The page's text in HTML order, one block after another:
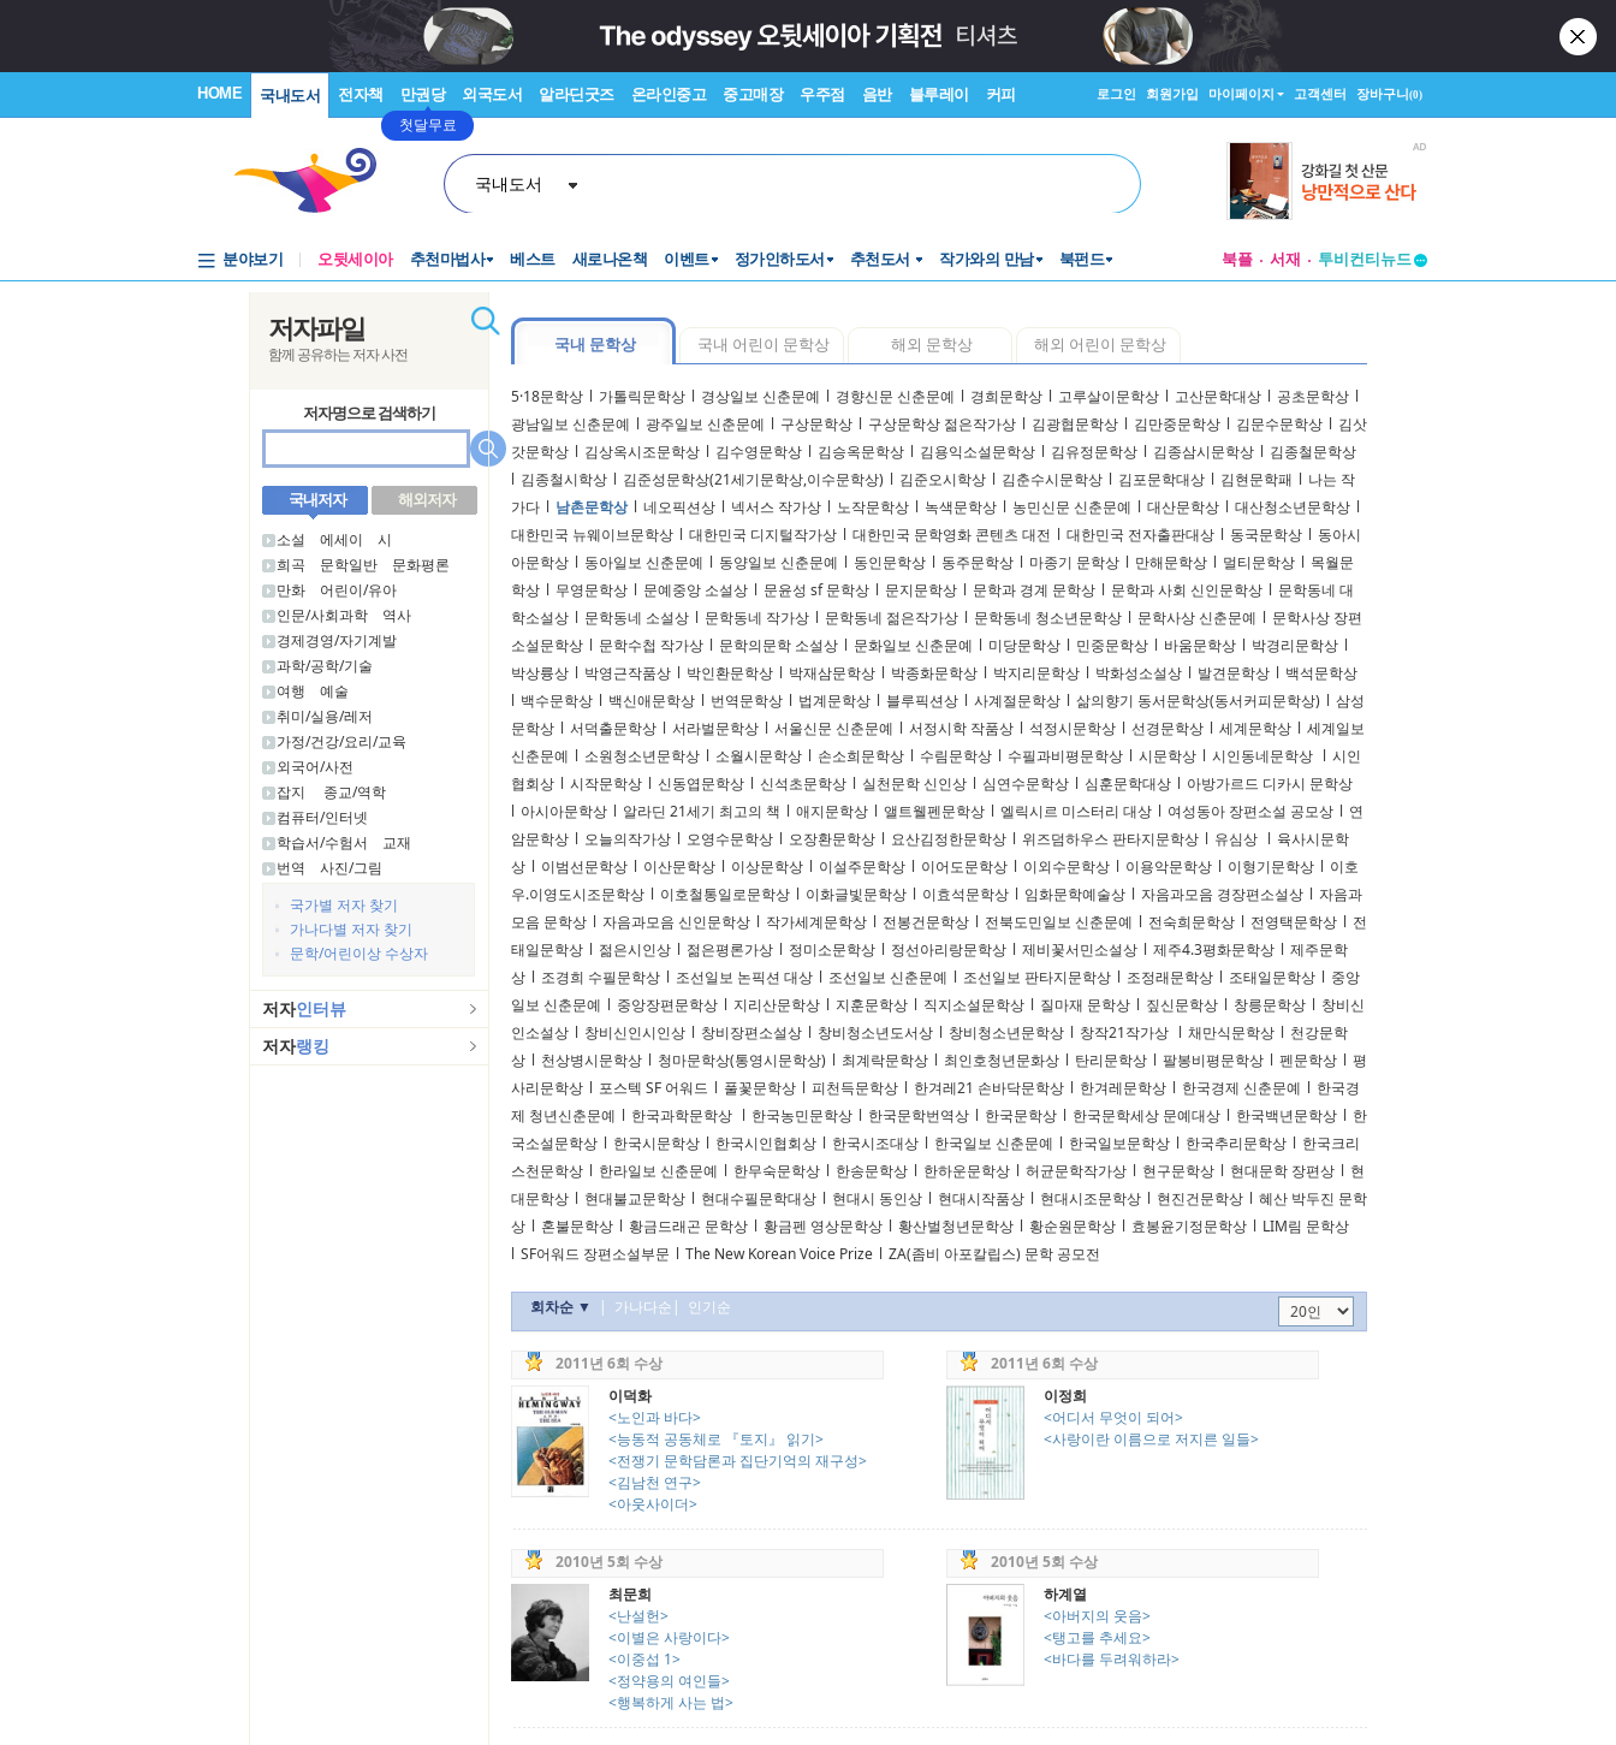
HOME 국내도서 전자책 만권당
첫달무료
외국도서 알라딘굿즈 온라인중고 중고매장 우주점 음반 블루레이 커피 로그인 회원가입 마이페이지 고객센터 장바구니(0)
국내도서
분야보기 오뒷세이아 추천마법사 베스트 새로나온책 이벤트 정가인하도서 추천도서 작가와의 만남 북펀드 북플 서재
투비컨티뉴드
저자파일
함께 공유하는 저자 사전
저자명으로 검색하기
국내저자 해외저자
소설 에세이
시
희곡
문학일반
문화평론
만화
어린이/유아
인문/사회과학
역사
경제경영/자기계발
과학/공학/기술
여행
예술
취미/실용/레저
가정/건강/요리/교육
외국어/사전
잡지
종교/역학
컴퓨터/인터넷
학습서/수험서
교재
번역
사진/그림
국가별 저자 찾기
가나다별 저자 찾기
문학/어린이상 수상자
저자인터뷰
저자랭킹
국내 문학상 국내 어린이 문학상 해외 문학상 해외 어린이 문학상
5·18문학상 l 가톨릭문학상 l 경상일보 신춘문예 l 경향신문 신춘문예 l 경희문학상 l 고루살이문학상 l 고산문학대상 l 공초문학상 l
광남일보 신춘문예 l 광주일보 신춘문예 l 구상문학상 l 구상문학상 젊은작가상 l 김광협문학상 l 김만중문학상 l 김문수문학상 l 김삿
갓문학상 l 김상옥시조문학상 l 김수영문학상 l 김승옥문학상 l 김용익소설문학상 l 김유정문학상 l 김종삼시문학상 l 김종철문학상
l 김종철시학상 l 김준성문학상(21세기문학상,이수문학상) l 김준오시학상 l 김춘수시문학상 l 김포문학대상 l 김현문학패 l 나는 작
가다 l 남촌문학상 l 네오픽션상 l 넥서스 작가상 l 노작문학상 l 녹색문학상 l 농민신문 신춘문예 l 대산문학상 l 대산청소년문학상 l
대한민국 뉴웨이브문학상 l 대한민국 디지털작가상 l 대한민국 문학영화 콘텐츠 대전 l 대한민국 전자출판대상 l 동국문학상 l 동아시
아문학상 l 동아일보 신춘문예 l 동양일보 신춘문예 l 동인문학상 l 동주문학상 l 마종기 문학상 l 만해문학상 l 멀티문학상 l 목월문
학상 l 무영문학상 l 문예중앙 소설상 l 문윤성 sf 문학상 l 문지문학상 l 문학과 경계 문학상 l 문학과 사회 신인문학상 l 문학동네 대
학소설상 l 문학동네 소설상 l 문학동네 작가상 l 문학동네 젊은작가상 l 문학동네 청소년문학상 l 문학사상 신춘문예 l 문학사상 장편
소설문학상 l 문학수첩 작가상 l 문학의문학 소설상 l 문화일보 신춘문예 l 미당문학상 l 민중문학상 l 바움문학상 l 박경리문학상 l
박상륭상 l 박영근작품상 l 박인환문학상 l 박재삼문학상 l 박종화문학상 l 박지리문학상 l 박화성소설상 l 발견문학상 l 백석문학상
l 백수문학상 l 백신애문학상 l 번역문학상 l 법계문학상 l 블루픽션상 l 사계절문학상 l 삶의향기 동서문학상(동서커피문학상) l 삼성
문학상 l 서덕출문학상 l 서라벌문학상 l 서울신문 신춘문예 l 서정시학 작품상 l 석정시문학상 l 선경문학상 l 세계문학상 l 세계일보
신춘문예 l 소원청소년문학상 l 소월시문학상 l 손소희문학상 l 수림문학상 l 수필과비평문학상 l 시문학상 l 시인동네문학상 l 시인
협회상 l 시작문학상 l 신동엽문학상 l 신석초문학상 l 실천문학 신인상 l 심연수문학상 l 심훈문학대상 l 아방가르드 디카시 문학상
l 아시아문학상 l 알라딘 21세기 최고의 책 l 애지문학상 l 앨트웰펜문학상 l 엘릭시르 미스터리 대상 l 여성동아 장편소설 공모상 l 연
암문학상 l 오늘의작가상 l 오영수문학상 l 오장환문학상 l 요산김정한문학상 l 위즈덤하우스 판타지문학상 l 유심상 l 육사시문학
상 l 이범선문학상 l 이산문학상 l 이상문학상 l 이설주문학상 l 이어도문학상 l 이외수문학상 l 이용악문학상 l 이형기문학상 l 이호
우.이영도시조문학상 l 이호철통일로문학상 l 이화글빛문학상 l 이효석문학상 l 임화문학예술상 l 자음과모음 경장편소설상 l 자음과
모음 문학상 l 자음과모음 신인문학상 l 작가세계문학상 l 전봉건문학상 l 전북도민일보 신춘문예 l 전숙희문학상 l 전영택문학상 l 전
태일문학상 l 젊은시인상 l 젊은평론가상 l 정미소문학상 l 정선아리랑문학상 l 제비꽃서민소설상 l 제주4.3평화문학상 l 제주문학
상 l 조경희 수필문학상 l 조선일보 논픽션 대상 l 조선일보 신춘문예 l 조선일보 판타지문학상 l 조정래문학상 l 조태일문학상 l 중앙
일보 신춘문예 l 중앙장편문학상 l 지리산문학상 l 지훈문학상 l 직지소설문학상 l 질마재 문학상 l 짚신문학상 l 창릉문학상 l 창비신
인소설상 l 창비신인시인상 l 창비장편소설상 l 창비청소년도서상 l 창비청소년문학상 l 창작21작가상 l 채만식문학상 l 천강문학
상 l 천상병시문학상 l 청마문학상(통영시문학상) l 최계락문학상 l 최인호청년문화상 l 탄리문학상 l 팔봉비평문학상 l 펜문학상 l 평
사리문학상 l 포스텍 SF 어워드 l 풀꽃문학상 l 피천득문학상 l 한겨레21 손바닥문학상 l 한겨레문학상 l 한국경제 신춘문예 l 한국경
제 청년신춘문예 l 한국과학문학상 l 한국농민문학상 l 한국문학번역상 l 한국문학상 l 한국문학세상 문예대상 l 한국백년문학상 l 한
국소설문학상 l 한국시문학상 l 한국시인협회상 l 한국시조대상 l 한국일보 신춘문예 l 한국일보문학상 l 한국추리문학상 l 한국크리
스천문학상 l 한라일보 신춘문예 l 한무숙문학상 l 한송문학상 l 한하운문학상 l 허균문학작가상 l 현구문학상 l 현대문학 장편상 l 현
대문학상 l 현대불교문학상 l 현대수필문학대상 l 현대시 동인상 l 현대시작품상 l 현대시조문학상 l 현진건문학상 l 혜산 박두진 문학
상 l 혼불문학상 l 황금드래곤 문학상 l 황금펜 영상문학상 l 황산벌청년문학상 l 황순원문학상 l 효봉윤기정문학상 l LIM림 문학상
l SF어워드 장편소설부문 l The New Korean Voice Prize l ZA(좀비 아포칼립스) 문학 공모전
회차순 ▼ | 가나다순 | 인기순
2011년 6회 수상
이덕화
<노인과 바다>
<능동적 공동체로 『토지』 읽기>
<전쟁기 문학담론과 집단기억의 재구성>
<김남천 연구>
<아웃사이더>
2011년 6회 수상
이정희
<어디서 무엇이 되어>
<사랑이란 이름으로 저지른 일들>
2010년 5회 수상
최문희
<난설헌>
<이별은 사랑이다>
<이중섭 1>
<정약용의 여인들>
<행복하게 사는 법>
2010년 5회 수상
하계열
<아버지의 웃음>
<탱고를 추세요>
<바다를 두려워하라>